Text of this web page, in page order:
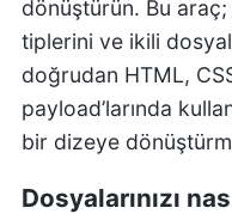
dönüştürün. Bu
tiplerini ve ikili
doğrudan HTML,
payload’larında
bir dizeye
Dosyalarınızı